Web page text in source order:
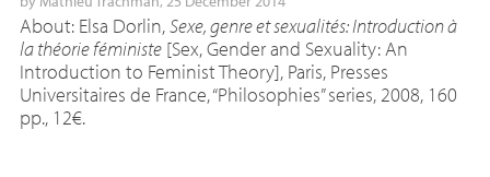
About: Elsa Dorlin,Sexe, genre et sexualités: Introduction à
la théorie féministe[Sex, Gender and Sexuality: An
Introduction to Feminist Theory], Paris, Presses
Universitaires de France, “Philosophies” series, 2008, 160
pp., 12€.